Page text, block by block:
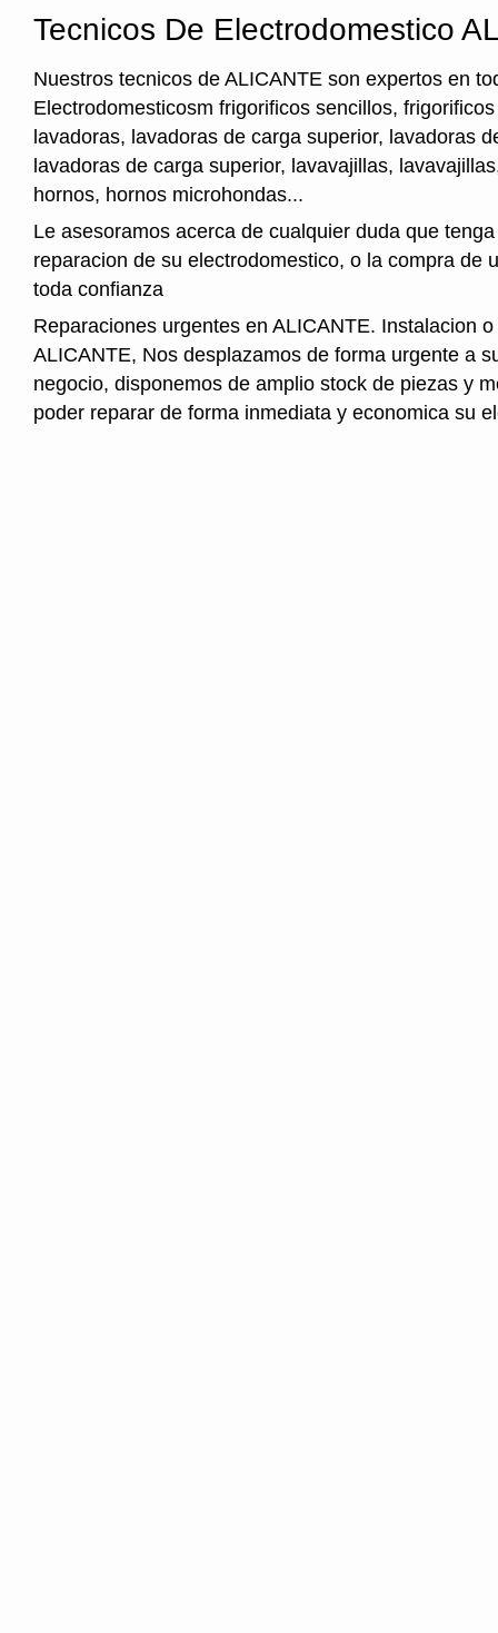
Tecnicos De Electrodomestico
Nuestros tecnicos de ALICANTE son expertos en
Electrodomesticosm frigorificos sencillos,
lavadoras, lavadoras de carga superior, lavadoras
lavadoras de carga superior, lavavajillas,
hornos, hornos microhondas...
Le asesoramos acerca de cualquier duda que
reparacion de su electrodomestico, o la compra de
toda confianza
Reparaciones urgentes en ALICANTE. Instalacion
ALICANTE, Nos desplazamos de forma urgente a
negocio, disponemos de amplio stock de piezas y
poder reparar de forma inmediata y economica su